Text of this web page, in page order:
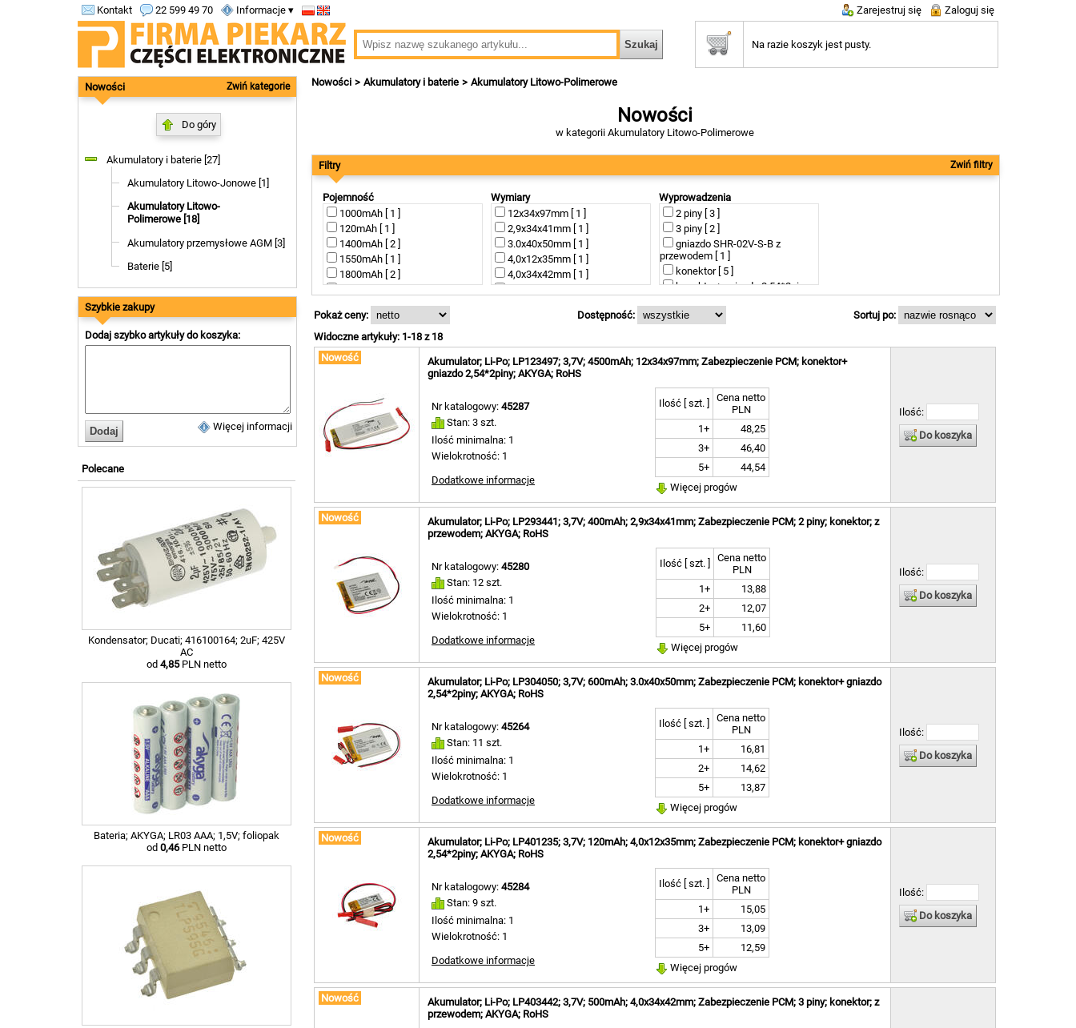
Kontakt 22 599 49 70 Informacje ▾ Zarejestruj się Zaloguj się
Na razie koszyk jest pusty.
Nowości Zwiń kategorie
Do góry
Akumulatory i baterie [27]
Akumulatory Litowo-Jonowe [1]
Akumulatory Litowo-
Polimerowe [18]
Akumulatory przemysłowe AGM [3]
Baterie [5]
Szybkie zakupy
Dodaj szybko artykuły do koszyka:
Więcej informacji
Polecane
Kondensator; Ducati; 416100164; 2uF; 425V
AC
od 4,85PLN netto
Bateria; AKYGA; LR03 AAA; 1,5V; foliopak
od 0,46PLN netto
Nowości Akumulatory i baterie Akumulatory Litowo-Polimerowe
Nowości
w kategorii Akumulatory Litowo-Polimerowe
Filtry Zwiń filtry
Pojemność
1000mAh [ 1 ]
120mAh [ 1 ]
1400mAh [ 2 ]
1550mAh [ 1 ]
1800mAh [ 2 ]
2000mAh [ 1 ]
2100mAh [ 1 ]
2500mAh [ 1 ]
250mAh [ 1 ]
400mAh [ 1 ]
500mAh [ 2 ]
600mAh [ 1 ]
850mAh [ 1 ]
Wymiary
12x34x97mm [ 1 ]
2,9x34x41mm [ 1 ]
3.0x40x50mm [ 1 ]
4,0x12x35mm [ 1 ]
4,0x34x42mm [ 1 ]
4,7x50x85mm [ 1 ]
5,7x40x36mm [ 1 ]
5x20x30mm [ 1 ]
6,1x33x81mm [ 1 ]
6,5x40x60mm [ 1 ]
7,8x50x60mm [ 1 ]
Wyprowadzenia
2 piny [ 3 ]
3 piny [ 2 ]
gniazdo SHR-02V-S-B z
przewodem [ 1 ]
konektor [ 5 ]
konektor+ gniazdo 2,54*2piny
[ 11 ]
z przewodem [ 5 ]
Pokaż ceny: Dostępność:
Sortuj po:
Widoczne artykuły: 1-18 z 18
Nowość
Akumulator; Li-Po; LP123497; 3,7V; 4500mAh; 12x34x97mm; Zabezpieczenie PCM; konektor+
gniazdo 2,54*2piny; AKYGA; RoHS
Nr katalogowy: 45287
Stan: 3 szt.
Ilość minimalna: 1
Wielokrotność: 1
Dodatkowe informacje
Ilość [ szt. ]
Cena netto
PLN
1+
48,25
3+
46,40
5+
44,54
Więcej progów
Ilość:
Do koszyka
Nowość
Akumulator; Li-Po; LP293441; 3,7V; 400mAh; 2,9x34x41mm; Zabezpieczenie PCM; 2 piny; konektor; z
przewodem; AKYGA; RoHS
Nr katalogowy: 45280
Stan: 12 szt.
Ilość minimalna: 1
Wielokrotność: 1
Dodatkowe informacje
Ilość [ szt. ]
Cena netto
PLN
1+
13,88
2+
12,07
5+
11,60
Więcej progów
Ilość:
Do koszyka
Nowość
Akumulator; Li-Po; LP304050; 3,7V; 600mAh; 3.0x40x50mm; Zabezpieczenie PCM; konektor+ gniazdo
2,54*2piny; AKYGA; RoHS
Nr katalogowy: 45264
Stan: 11 szt.
Ilość minimalna: 1
Wielokrotność: 1
Dodatkowe informacje
Ilość [ szt. ]
Cena netto
PLN
1+
16,81
2+
14,62
5+
13,87
Więcej progów
Ilość:
Do koszyka
Nowość
Akumulator; Li-Po; LP401235; 3,7V; 120mAh; 4,0x12x35mm; Zabezpieczenie PCM; konektor+ gniazdo
2,54*2piny; AKYGA; RoHS
Nr katalogowy: 45284
Stan: 9 szt.
Ilość minimalna: 1
Wielokrotność: 1
Dodatkowe informacje
Ilość [ szt. ]
Cena netto
PLN
1+
15,05
3+
13,09
5+
12,59
Więcej progów
Ilość:
Do koszyka
Nowość
Akumulator; Li-Po; LP403442; 3,7V; 500mAh; 4,0x34x42mm; Zabezpieczenie PCM; 3 piny; konektor; z
przewodem; AKYGA; RoHS